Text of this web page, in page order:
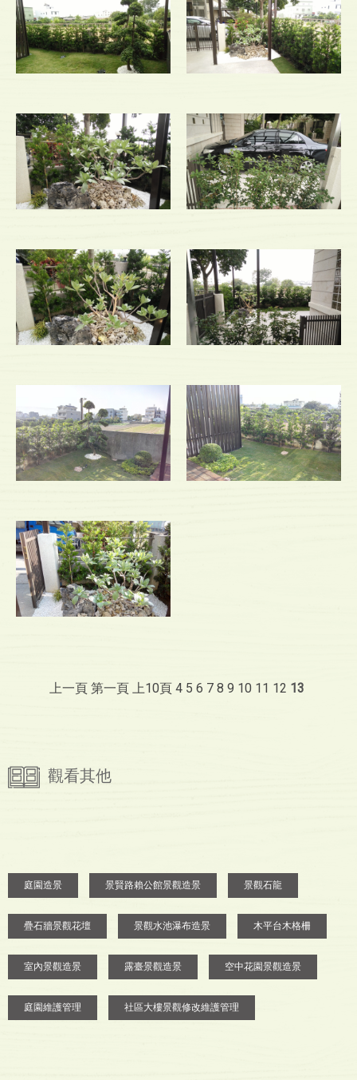
上一頁 第一頁 上10頁 4 5 6 7 8 9 10 11 12 13
觀看其他
庭園造景 景賢路賴公館景觀造景 景觀石龍
疊石牆景觀花壇 景觀水池瀑布造景 木平台木格柵
室內景觀造景 露臺景觀造景 空中花園景觀造景
庭園維護管理 社區大樓景觀修改維護管理